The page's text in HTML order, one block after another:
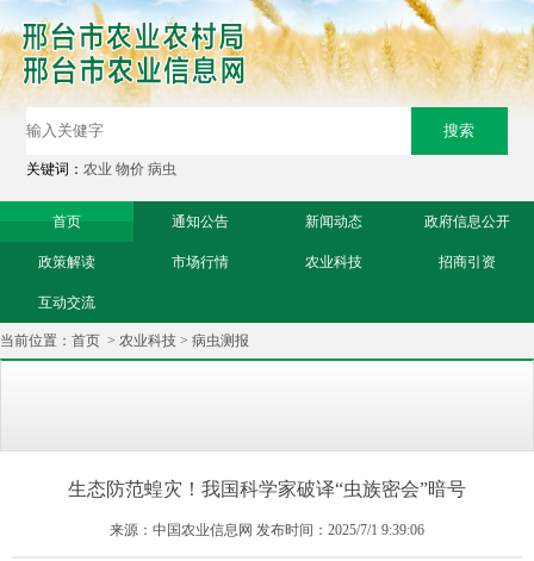
关键词：农业 物价 病虫
首页 通知公告 新闻动态 政府信息公开
政策解读 市场行情 农业科技 招商引资
互动交流
当前位置： 首页 > 农业科技 > 病虫测报
生态防范蝗灾！我国科学家破译“虫族密会”暗号
来源：中国农业信息网 发布时间：2025/7/1 9:39:06